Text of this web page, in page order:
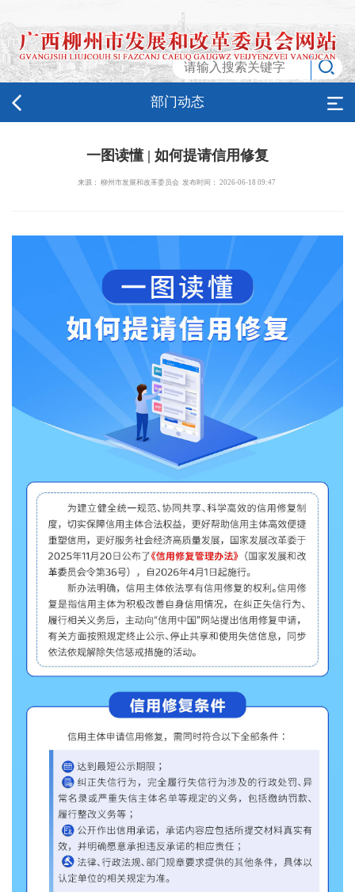
部门动态
一图读懂 | 如何提请信用修复
来源： 柳州市发展和改革委员会 发布时间： 2026-06-18 09:47